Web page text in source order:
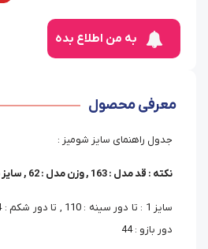
به من اطلاع بده
معرفی محصول
جدول راهنمای سایز شومیز :
نکته : قد مدل : 163 , وزن مدل : 62 , سایز مدل 40-42 میباشد.
دور بازو : 44